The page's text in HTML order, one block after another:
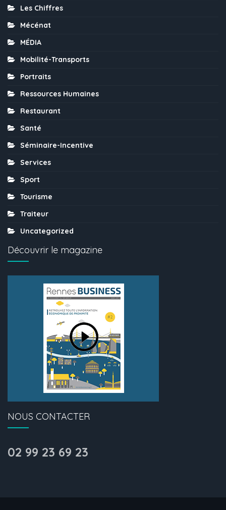
Les Chiffres
Mécénat
MÉDIA
Mobilité-Transports
Portraits
Ressources Humaines
Restaurant
Santé
Séminaire-Incentive
Services
Sport
Tourisme
Traiteur
Uncategorized
Découvrir le magazine
NOUS CONTACTER
02 99 23 69 23